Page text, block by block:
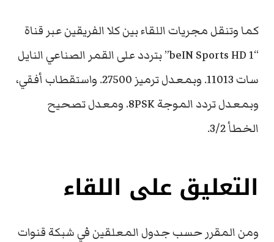
كما وتنقل مجريات اللقاء بين كلا الفريقين عبر قناة
“beIN Sports HD 1” بتردد على القمر الصناعي النايل
سات 11013. وبمعدل ترميز 27500. واستقطاب أفقي،
وبمعدل تردد الموجة 8PSK. ومعدل تصحيح
الخطأ 3/2.
التعليق على اللقاء
ومن المقرر حسب جدول المعلقين في شبكة قنوات